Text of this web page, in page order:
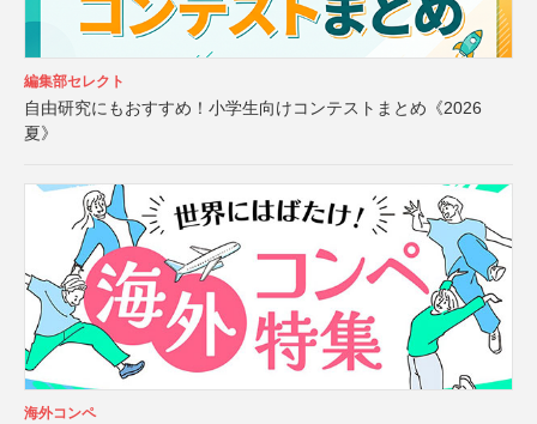
編集部セレクト
自由研究にもおすすめ！小学生向けコンテストまとめ《2026
夏》
海外コンペ